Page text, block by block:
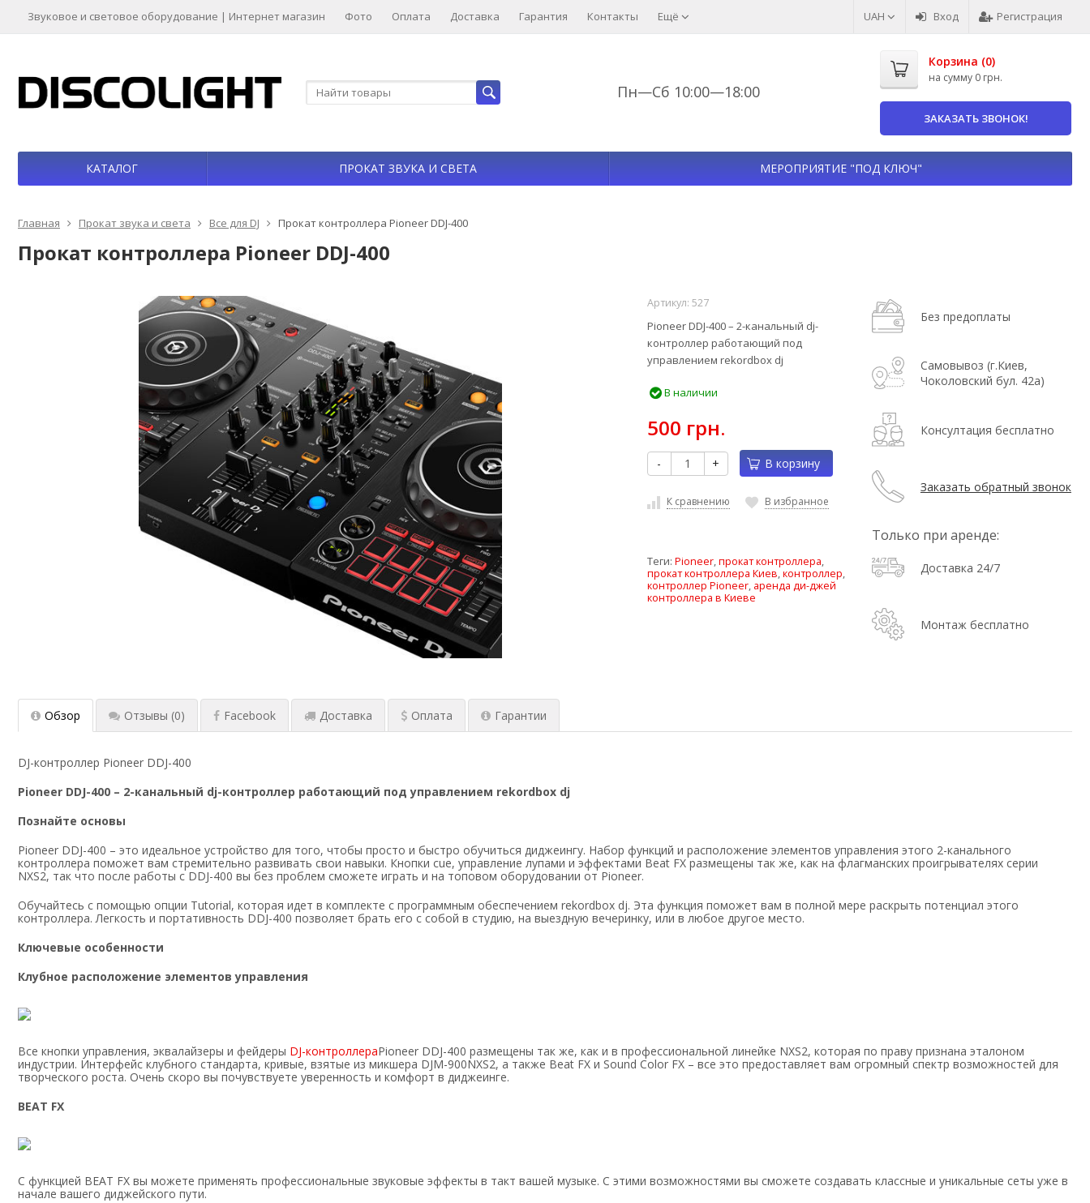
UAH Вход Регистрация
Звуковое и световое оборудование | Интернет магазин Фото Оплата Доставка Гарантия Контакты Ещё
Пн—Сб 10:00—18:00
Корзина (0)
на сумму 0 грн.
ЗАКАЗАТЬ ЗВОНОК!
КАТАЛОГ ПРОКАТ ЗВУКА И СВЕТА МЕРОПРИЯТИЕ "ПОД КЛЮЧ"
Главная Прокат звука и света Все для DJ Прокат контроллера Pioneer DDJ-400
Прокат контроллера Pioneer DDJ-400
Артикул: 527
Pioneer DDJ-400 – 2-канальный dj-
контроллер работающий под
управлением rekordbox dj
В наличии
500 грн.
- + В корзину
К сравнению В избранное
Теги: Pioneer,прокат контроллера,
прокат контроллера Киев,контроллер,
контроллер Pioneer, аренда ди-джей
контроллера в Киеве
Без предоплаты
Самовывоз (г.Киев,
Чоколовский бул. 42а)
Консултация бесплатно
Заказать обратный звонок
Только при аренде:
Доставка 24/7
Монтаж бесплатно
Обзор Отзывы (0) Facebook Доставка Оплата Гарантии
DJ-контроллер Pioneer DDJ-400
Pioneer DDJ-400 – 2-канальный dj-контроллер работающий под управлением rekordbox dj
Познайте основы
Pioneer DDJ-400 – это идеальное устройство для того, чтобы просто и быстро обучиться диджеингу. Набор функций и расположение элементов управления этого 2-канального
контроллера поможет вам стремительно развивать свои навыки. Кнопки cue, управление лупами и эффектами Beat FX размещены так же, как на флагманских проигрывателях серии
NXS2, так что после работы с DDJ-400 вы без проблем сможете играть и на топовом оборудовании от Pioneer.
Обучайтесь с помощью опции Tutorial, которая идет в комплекте с программным обеспечением rekordbox dj. Эта функция поможет вам в полной мере раскрыть потенциал этого
контроллера. Легкость и портативность DDJ-400 позволяет брать его с собой в студию, на выездную вечеринку, или в любое другое место.
Ключевые особенности
Клубное расположение элементов управления
Все кнопки управления, эквалайзеры и фейдеры DJ-контроллераPioneer DDJ-400 размещены так же, как и в профессиональной линейке NXS2, которая по праву признана эталоном
индустрии. Интерфейс клубного стандарта, кривые, взятые из микшера DJM-900NXS2, а также Beat FX и Sound Color FX – все это предоставляет вам огромный спектр возможностей для
творческого роста. Очень скоро вы почувствуете уверенность и комфорт в диджеинге.
BEAT FX
С функцией BEAT FX вы можете применять профессиональные звуковые эффекты в такт вашей музыке. С этими возможностями вы сможете создавать классные и уникальные сеты уже в
начале вашего диджейского пути.